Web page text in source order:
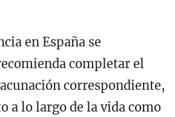
en España se
completar el
correspondiente,
a lo largo de la vida como